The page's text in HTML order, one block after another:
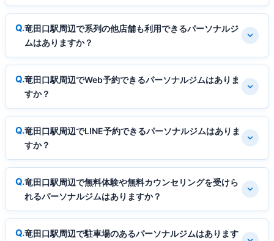
竜田口駅周辺で系列の他店舗も利用できるパーソナルジ
ムはありますか？
竜田口駅周辺でWeb予約できるパーソナルジムはありま
すか？
竜田口駅周辺でLINE予約できるパーソナルジムはありま
すか？
竜田口駅周辺で無料体験や無料カウンセリングを受けら
れるパーソナルジムはありますか？
竜田口駅周辺で駐車場のあるパーソナルジムはあります